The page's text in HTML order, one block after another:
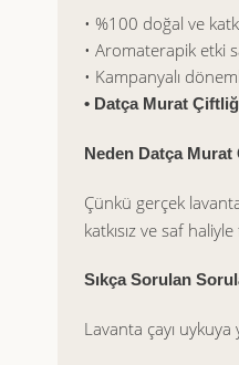
• %100 doğal ve
• Aromaterapik etki
• Kampanyalı
• Datça Murat
Neden Datça Murat
Çünkü gerçek
katkısız ve saf
Sıkça Sorulan
Lavanta çayı uykuya